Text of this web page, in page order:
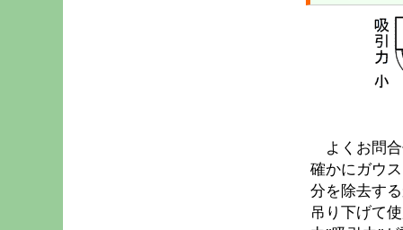
よくお問合
確かにガウ
分を除去す
吊り下げて